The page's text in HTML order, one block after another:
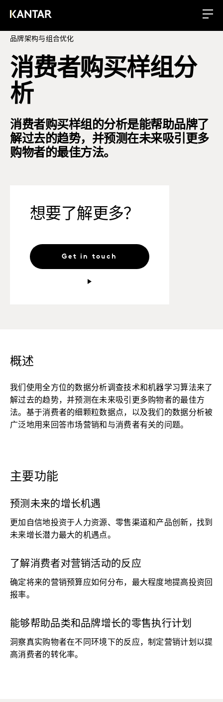
品牌架构与组合优化
消费者购买样组分
析
消费者购买样组的分析是能帮助品牌了
解过去的趋势，并预测在未来吸引更多
购物者的最佳方法。
想要了解更多？
Get in touch
概述
我们使用全方位的数据分析调查技术和机器学习算法来了
解过去的趋势，并预测在未来吸引更多购物者的最佳方
法。基于消费者的细颗粒数据点，以及我们的数据分析被
广泛地用来回答市场营销和与消费者有关的问题。
主要功能
预测未来的增长机遇
更加自信地投资于人力资源、零售渠道和产品创新，找到
未来增长潜力最大的机遇点。
了解消费者对营销活动的反应
确定将来的营销预算应如何分布，最大程度地提高投资回
报率。
能够帮助品类和品牌增长的零售执行计划
洞察真实购物者在不同环境下的反应，制定营销计划以提
高消费者的转化率。